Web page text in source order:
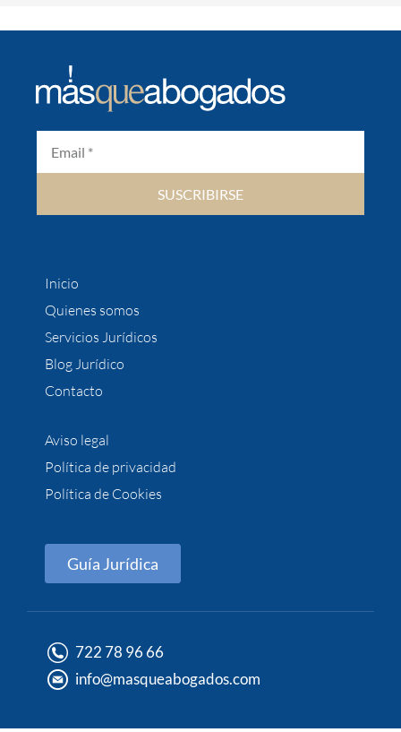
SUSCRIBIRSE
Inicio
Quienes somos
Servicios Jurídicos
Blog Jurídico
Contacto
Aviso legal
Política de privacidad
Política de Cookies
Guía Jurídica
722 78 96 66
info@masqueabogados.com